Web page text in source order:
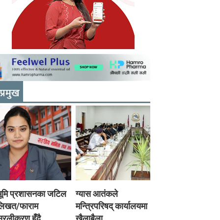
प्रमुख
प्रशासनका जटिल
फाराम
ग्यास आतंकले
मन्त्रिपरिषद् कार्यालयमा